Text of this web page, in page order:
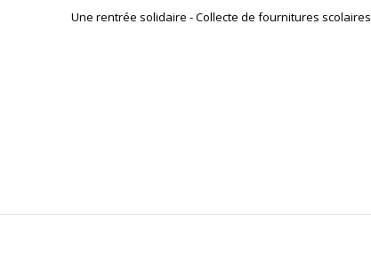
Une rentrée solidaire - Collecte de fournitures scolaires